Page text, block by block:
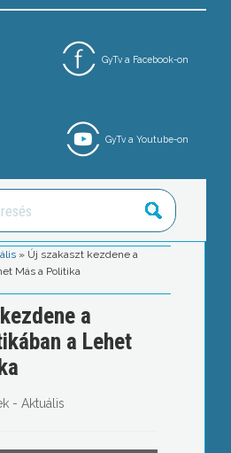
GyTv a Facebook-on
GyTv a Youtube-on
» Új szakaszt kezdene a
Más a Politika
a
a Lehet
- Aktuális